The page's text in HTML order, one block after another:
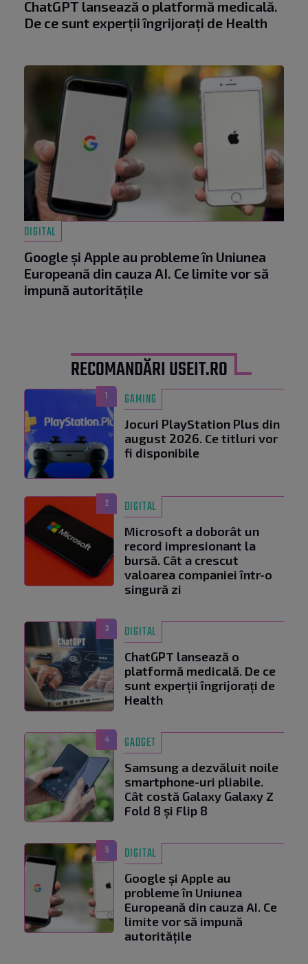
ChatGPT lansează o platformă medicală.
De ce sunt experții îngrijorați de Health
DIGITAL
Google și Apple au probleme în Uniunea
Europeană din cauza AI. Ce limite vor să
impună autoritățile
RECOMANDĂRI USEIT.RO
1 GAMING
Jocuri PlayStation Plus din
august 2026. Ce titluri vor
fi disponibile
2 DIGITAL
Microsoft a doborât un
record impresionant la
bursă. Cât a crescut
valoarea companiei într-o
singură zi
3 DIGITAL
ChatGPT lansează o
platformă medicală. De ce
sunt experții îngrijorați de
Health
4 GADGET
Samsung a dezvăluit noile
smartphone-uri pliabile.
Cât costă Galaxy Galaxy Z
Fold 8 și Flip 8
5 DIGITAL
Google și Apple au
probleme în Uniunea
Europeană din cauza AI. Ce
limite vor să impună
autoritățile